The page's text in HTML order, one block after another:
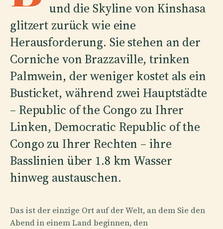
und die Skyline von Kinshasa
glitzert zurück wie eine
Herausforderung. Sie stehen an der
Corniche von Brazzaville, trinken
Palmwein, der weniger kostet als ein
Busticket, während zwei Hauptstädte
– Republic of the Congo zu Ihrer
Linken, Democratic Republic of the
Congo zu Ihrer Rechten – ihre
Basslinien über 1.8 km Wasser
hinweg austauschen.
Das ist der einzige Ort auf der Welt, an dem Sie den
Abend in einem Land beginnen, den